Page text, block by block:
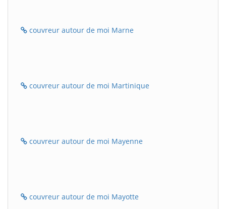
couvreur autour de moi Marne
couvreur autour de moi Martinique
couvreur autour de moi Mayenne
couvreur autour de moi Mayotte